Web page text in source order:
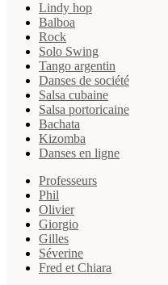
Lindy hop
Balboa
Rock
Solo Swing
Tango argentin
Danses de société
Salsa cubaine
Salsa portoricaine
Bachata
Kizomba
Danses en ligne
Professeurs
Phil
Olivier
Giorgio
Gilles
Séverine
Fred et Chiara